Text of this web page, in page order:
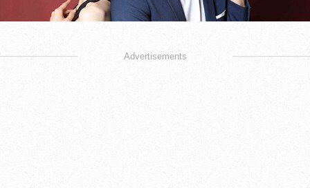
Advertisements